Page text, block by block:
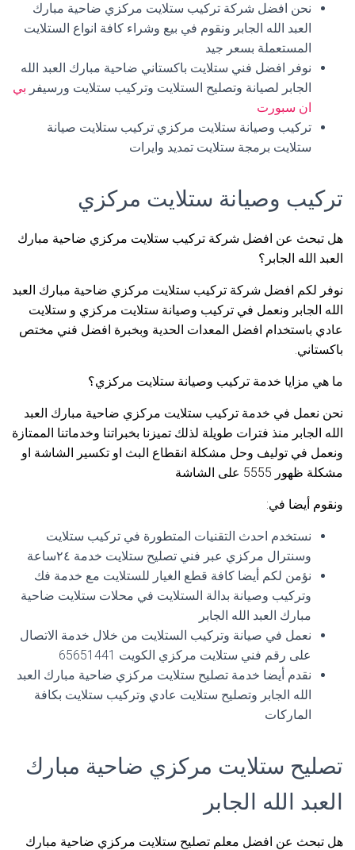
نحن افضل شركة تركيب ستلايت مركزي ضاحية مبارك
العبد الله الجابر ونقوم في بيع وشراء كافة انواع الستلايت
المستعملة بسعر جيد
نوفر افضل فني ستلايت باكستاني ضاحية مبارك العبد الله
الجابر لصيانة وتصليح الستلايت وتركيب ستلايت ورسيفر بي
ان سبورت
تركيب وصيانة ستلايت مركزي تركيب ستلايت صيانة
ستلايت برمجة ستلايت تمديد وايرات
تركيب وصيانة ستلايت مركزي
هل تبحث عن افضل شركة تركيب ستلايت مركزي ضاحية مبارك
العبد الله الجابر؟
نوفر لكم افضل شركة تركيب ستلايت مركزي ضاحية مبارك العبد
الله الجابر ونعمل في تركيب وصيانة ستلايت مركزي و ستلايت
عادي باستخدام افضل المعدات الحدية وبخبرة افضل فني مختص
باكستاني.
ما هي مزايا خدمة تركيب وصيانة ستلايت مركزي؟
نحن نعمل في خدمة تركيب ستلايت مركزي ضاحية مبارك العبد
الله الجابر منذ فترات طويلة لذلك تميزنا بخبراتنا وخدماتنا الممتازة
ونعمل في توليف وحل مشكلة انقطاع البث او تكسير الشاشة او
مشكلة ظهور 5555 على الشاشة
ونقوم أيضا في:
نستخدم احدث التقنيات المتطورة في تركيب ستلايت
وسنترال مركزي عبر فني تصليح ستلايت خدمة ٢٤ساعة
نؤمن لكم أيضا كافة قطع الغيار للستلايت مع خدمة فك
وتركيب وصيانة بدالة الستلايت في محلات ستلايت ضاحية
مبارك العبد الله الجابر
نعمل في صيانة وتركيب الستلايت من خلال خدمة الاتصال
على رقم فني ستلايت مركزي الكويت 65651441
نقدم أيضا خدمة تصليح ستلايت مركزي ضاحية مبارك العبد
الله الجابر وتصليح ستلايت عادي وتركيب ستلايت بكافة
الماركات
تصليح ستلايت مركزي ضاحية مبارك
العبد الله الجابر
هل تبحث عن افضل معلم تصليح ستلايت مركزي ضاحية مبارك